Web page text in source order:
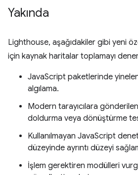
Yakında
Lighthouse, aşağıdakiler gibi yeni
için kaynak haritalar toplamayı
JavaScript paketlerinde
algılama.
Modern tarayıcılara
doldurma veya dönüştürme
Kullanılmayan JavaScript
düzeyinde ayrıntı düzeyi
İşlem gerektiren modülleri